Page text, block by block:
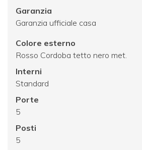
Garanzia
Garanzia ufficiale casa
Colore esterno
Rosso Cordoba tetto nero met.
Interni
Standard
Porte
5
Posti
5